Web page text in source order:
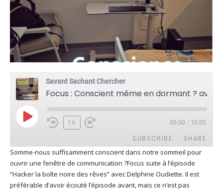
Savant Sachant Chercher
PLAY
EPISODE
1X 00:00 / 10:05
SUBSCRIBE SHARE
Apple Podcasts Deezer
Google Play PocketCasts
SHARE
Somme-nous suffisamment conscient dans notre sommeil pour
ouvrir une fenêtre de communication ?Focus suite à l’épisode
“Hacker la boîte noire des rêves” avec Delphine Oudiette. Il est
préférable d’avoir écouté l’épisode avant, mais ce n’est pas